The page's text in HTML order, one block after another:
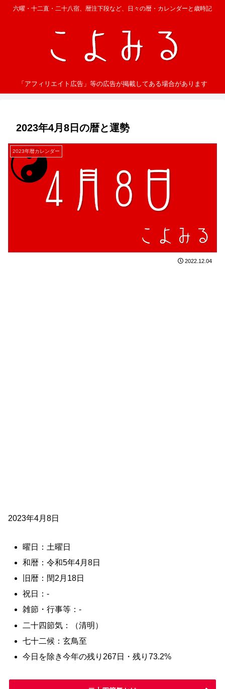
六曜・十二直・二十八宿、暦注下段など、日々の暦・カレンダーと歳時記
「アフィリエイト広告」等の広告が掲載してある場合があります
2023年4月8日の暦と運勢
2023年暦カレンダー
2022.12.04
2023年4月8日
曜日：土曜日
和暦：令和5年4月8日
旧暦：閏2月18日
祝日：-
雑節・行事等：-
二十四節気：（清明）
七十二候：玄鳥至
今日を除き今年の残り267日・残り73.2%